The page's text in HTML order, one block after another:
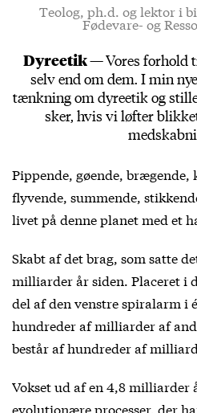
Teolog, ph.d. og lektor i
Fødevare- og
Dyreetik —Vores forhold
selv end om dem. I min
tænkning om dyreetik og
sker, hvis vi løfter
Pippende, gøende,
flyvende, summende,
livet på denne planet med et
Skabt af det brag, som satte
milliarder år siden. Placeret i
del af den venstre spiralarm i
hundreder af milliarder af
består af hundreder af
Vokset ud af en 4,8 milliarder
evolutionære processer, der